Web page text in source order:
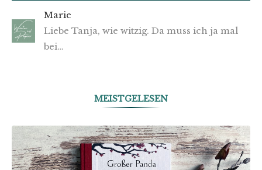
Marie
Liebe Tanja, wie witzig. Da muss ich ja mal
bei…
MEISTGELESEN